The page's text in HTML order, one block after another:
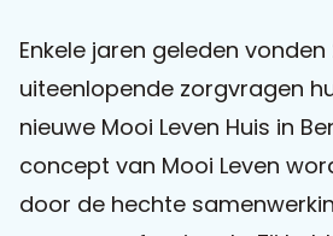
Themabijeenkomsten
Praat mee
Clientdossier Wiki
Mijn
Enkele jaren geleden
uiteenlopende zorgvragen
nieuwe Mooi Leven Huis in
concept van Mooi Leven
door de hechte